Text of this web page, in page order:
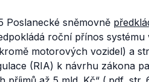
Poslanecké sněmovně
roční přínos
motorových vozidel) a
(RIA) k návrhu zákona